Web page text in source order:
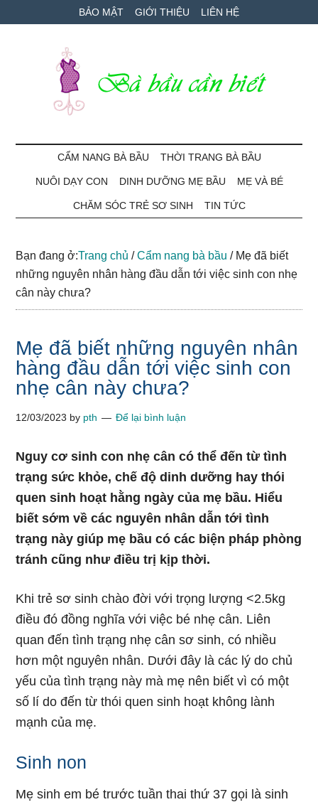
to
to
qua
BẢO MẬT GIỚI THIỆU LIÊN HỆ
Bà
Bầu
Cần
Biết
bé
CẨM NANG BÀ BẦU THỜI TRANG BÀ BẦU
NUÔI DẠY CON DINH DƯỠNG MẸ BẦU MẸ VÀ BÉ
CHĂM SÓC TRẺ SƠ SINH TIN TỨC
Bạn đang ở:Trang chủ / Cẩm nang bà bầu /Mẹ đã biết
những nguyên nhân hàng đầu dẫn tới việc sinh con nhẹ
cân này chưa?
Mẹ đã biết những nguyên nhân
hàng đầu dẫn tới việc sinh con
nhẹ cân này chưa?
12/03/2023 by pth Để lại bình luận
Nguy cơ sinh con nhẹ cân có thể đến từ tình
trạng sức khỏe, chế độ dinh dưỡng hay thói
quen sinh hoạt hằng ngày của mẹ bầu. Hiểu
biết sớm về các nguyên nhân dẫn tới tình
trạng này giúp mẹ bầu có các biện pháp phòng
tránh cũng như điều trị kịp thời.
Khi trẻ sơ sinh chào đời với trọng lượng <2.5kg
điều đó đồng nghĩa với việc bé nhẹ cân. Liên
quan đến tình trạng nhẹ cân sơ sinh, có nhiều
hơn một nguyên nhân. Dưới đây là các lý do chủ
yếu của tình trạng này mà mẹ nên biết vì có một
số lí do đến từ thói quen sinh hoạt không lành
mạnh của mẹ.
Sinh non
Mẹ sinh em bé trước tuần thai thứ 37 gọi là sinh